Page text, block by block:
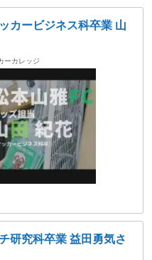
カービジネス科卒業 山
ーカレッジ
研究科卒業 益田勇気さ